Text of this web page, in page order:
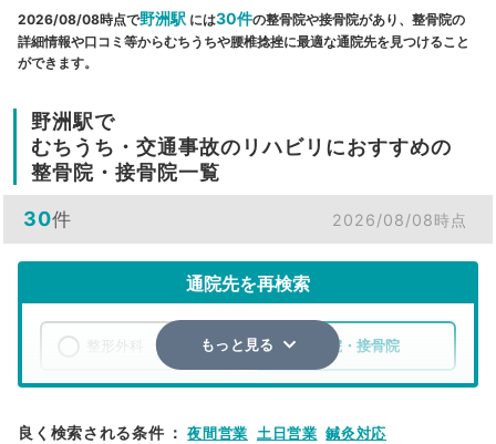
2026/08/08時点で野洲駅 には30件の整骨院や接骨院があり、整骨院の
詳細情報や口コミ等からむちうちや腰椎捻挫に最適な通院先を見つけること
ができます。
野洲駅で
むちうち・交通事故のリハビリにおすすめの
整骨院・接骨院一覧
30件 2026/08/08時点
通院先を再検索
整骨院・接骨院
もっと見る
良く検索される条件 ： 夜間営業 土日営業 鍼灸対応